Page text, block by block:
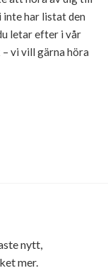
inte har listat den
letar efter i vår
vi vill gärna höra
nytt,
mer.